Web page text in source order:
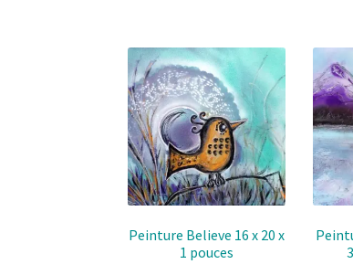
Peinture Believe 16 x 20 x
1 pouces